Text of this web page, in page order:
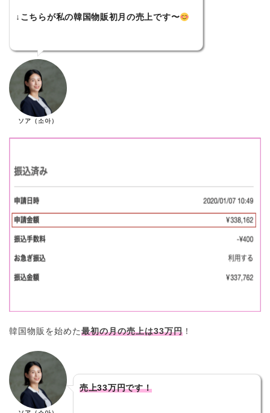
↓こちらが私の韓国物販初月の売上です〜
ソア（소아）
韓国物販を始めた最初の月の売上は33万円 ！
売上33万円です！